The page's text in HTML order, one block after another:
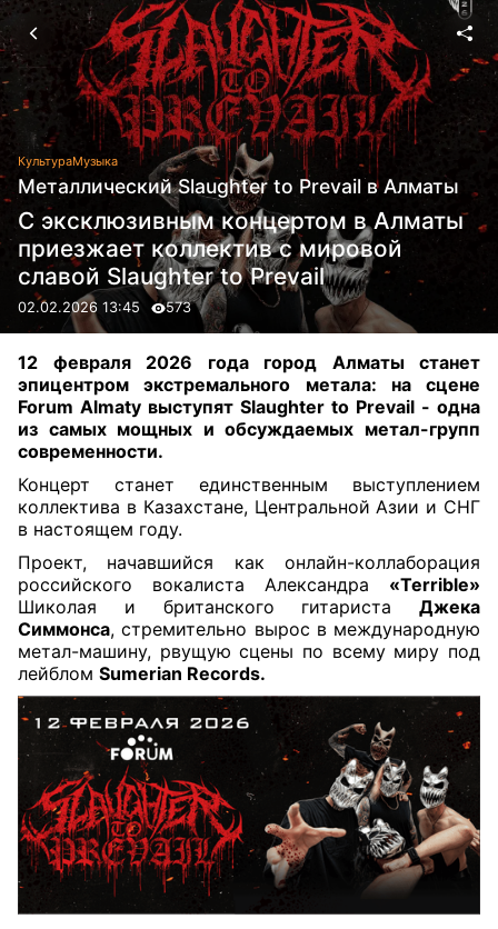
КультураМузыка
Металлический Slaughter to Prevail в Алматы
С эксклюзивным концертом в Алматы
приезжает коллектив с мировой
славой Slaughter to Prevail
02.02.2026 13:45 573
12 февраля 2026 года город Алматы станет
эпицентром экстремального метала: на сцене
Forum Almaty выступят Slaughter to Prevail - одна
из самых мощных и обсуждаемых метал-групп
современности.
Концерт станет единственным выступлением
коллектива в Казахстане, Центральной Азии и СНГ
в настоящем году.
Проект, начавшийся как онлайн-коллаборация
российского вокалиста Александра «Terrible»
Шиколая и британского гитариста Джека
Симмонса, стремительно вырос в международную
метал-машину, рвущую сцены по всему миру под
лейблом Sumerian Records.